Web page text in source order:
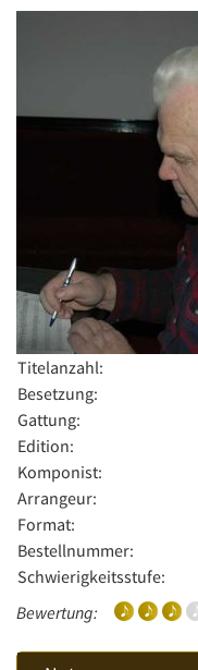
Titelanzahl:
Besetzung:
Gattung:
Edition:
Komponist:
Arrangeur:
Format:
Bestellnummer:
Schwierigkeitsstufe:
Bewertung: